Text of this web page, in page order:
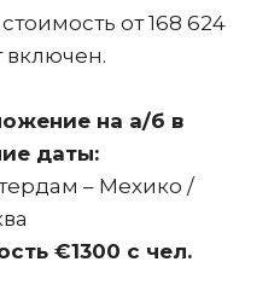
от 168 624
включен.
на а/б в
даты:
– Мехико /
€1300 с чел.